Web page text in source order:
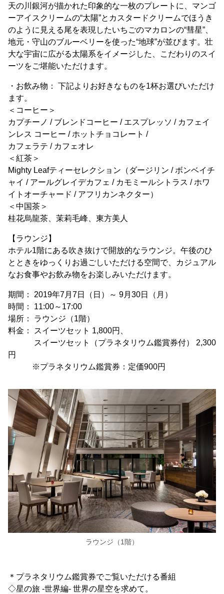
天の川銀河が描かれた印象的な一枚のプレートに、マンゴ
ーアイスクリームの“太陽”とカスタードクリームでほうき
のように見える尾を表現したいちごのマカロンの“彗星”、
地元・守山のブルーベリーを使った“地球”が並びます。壮
大な宇宙に広がる太陽系をイメージした、こだわりのスイ
ーツをご堪能いただけます。
・お飲み物： 下記よりお好きなものを1杯お選びいただけ
ます。
＜コーヒー＞
カプチーノ / ブレンドコーヒー / エスプレッソ / カフェイ
ンレス コーヒー / ホットチョコレート /
カフェラテ / カフェオレ
＜紅茶＞
Mighty Leafティーセレクション（ダージリン / ボンベイチ
ャイ / アールグレイデカフェ / カモミールシトラス / ホワ
イトオーチャード / アフリカンネクター）
＜中国茶＞
桂花烏龍茶、茉莉毛峰、東方美人
【ラウンジ】
ホテル1階にある吹き抜けで開放的なラウンジ。午後のひ
とときをゆっくりお過ごしいただける空間で、カジュアル
なお食事やお飲み物をお楽しみいただけます。
期間： 2019年7月7日（日）～ 9月30日（月）
時間： 11:00～17:00
場所： ラウンジ（1階）
料金： スイーツセット 1,800円、
スイーツセット（プラネタリウム鑑賞券付） 2,300
円
※プラネタリウム鑑賞券：定価900円
ラウンジ（1階）
＊プラネタリウム鑑賞券でご覧いただける番組
◇星の旅 -世界編- 世界の星空を求めて。